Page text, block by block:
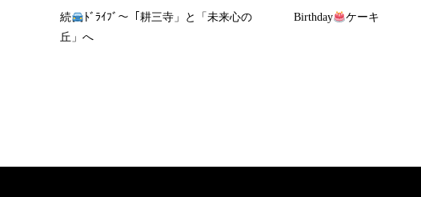
続
ﾄﾞﾗｲﾌﾞ〜「耕三寺」と「未来心の
丘」へ
Birthday ケーキ